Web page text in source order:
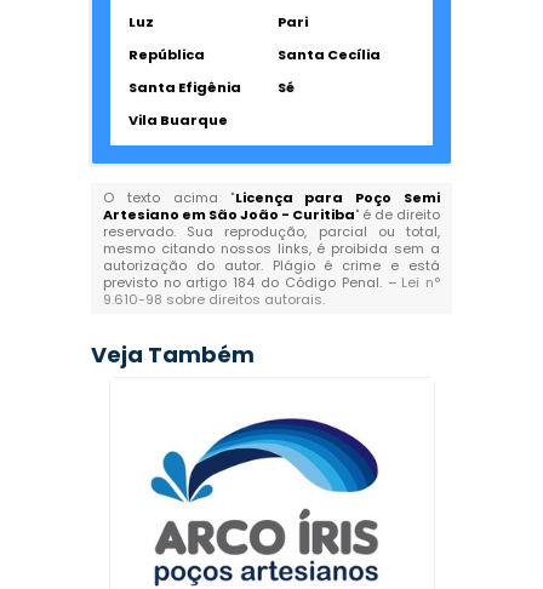
Luz
Pari
República
Santa Cecília
Santa Efigênia
Sé
Vila Buarque
O texto acima "Licença para Poço Semi
Artesiano em São João - Curitiba" é de direito
reservado. Sua reprodução, parcial ou total,
mesmo citando nossos links, é proibida sem a
autorização do autor. Plágio é crime e está
previsto no artigo 184 do Código Penal. – Lei n°
9.610-98 sobre direitos autorais.
Veja Também